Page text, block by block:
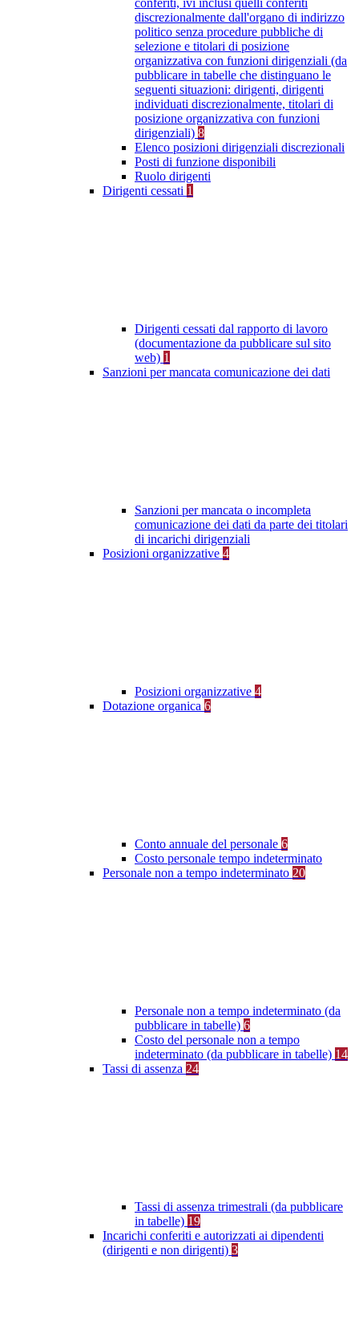
conferiti, ivi inclusi quelli conferiti
discrezionalmente dall'organo di indirizzo
politico senza procedure pubbliche di
selezione e titolari di posizione
organizzativa con funzioni dirigenziali (da
pubblicare in tabelle che distinguano le
seguenti situazioni: dirigenti, dirigenti
individuati discrezionalmente, titolari di
posizione organizzativa con funzioni
dirigenziali) 8
Elenco posizioni dirigenziali discrezionali
Posti di funzione disponibili
Ruolo dirigenti
Dirigenti cessati 1
Dirigenti cessati dal rapporto di lavoro
(documentazione da pubblicare sul sito
web) 1
Sanzioni per mancata comunicazione dei dati
Sanzioni per mancata o incompleta
comunicazione dei dati da parte dei titolari
di incarichi dirigenziali
Posizioni organizzative 4
Posizioni organizzative 4
Dotazione organica 6
Conto annuale del personale 6
Costo personale tempo indeterminato
Personale non a tempo indeterminato 20
Personale non a tempo indeterminato (da
pubblicare in tabelle) 6
Costo del personale non a tempo
indeterminato (da pubblicare in tabelle) 14
Tassi di assenza 24
Tassi di assenza trimestrali (da pubblicare
in tabelle) 19
Incarichi conferiti e autorizzati ai dipendenti
(dirigenti e non dirigenti) 3